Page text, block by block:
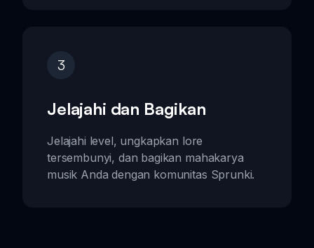
3
Jelajahi dan Bagikan
Jelajahi level, ungkapkan lore
tersembunyi, dan bagikan mahakarya
musik Anda dengan komunitas Sprunki.